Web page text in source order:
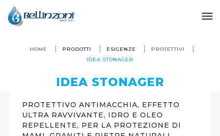
HOME PRODOTTI ESIGENZE
PROTETTIVI
IDEA STONAGER
IDEA STONAGER
PROTETTIVO ANTIMACCHIA, EFFETTO
ULTRA RAVVIVANTE, IDRO E OLEO
REPELLENTE, PER LA PROTEZIONE DI